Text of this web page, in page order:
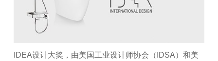
IDEA设计大奖，由美国工业设计师协会（ IDSA）和美